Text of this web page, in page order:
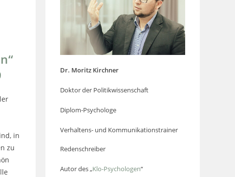
in
zu
Dr. Moritz Kirchner
Doktor der Politikwissenschaft
Diplom-Psychologe
Verhaltens- und Kommunikationstrainer
Redenschreiber
Autor des „Klo-Psychologen“